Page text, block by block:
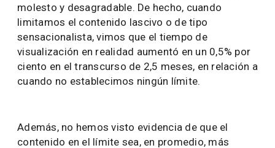
molesto y desagradable. De hecho, cuando
limitamos el contenido lascivo o de tipo
sensacionalista, vimos que el tiempo de
visualización en realidad aumentó en un 0,5% por
ciento en el transcurso de 2,5 meses, en relación a
cuando no establecimos ningún límite.
Además, no hemos visto evidencia de que el
contenido en el límite sea, en promedio, más